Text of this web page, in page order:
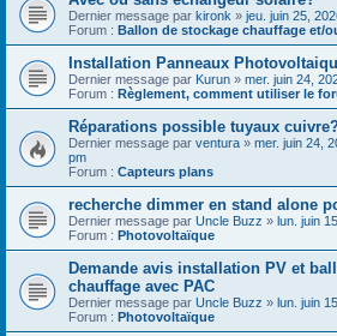
Dernier message par kironk » jeu. juin 25,
Forum : Ballon de stockage chauffage et/
Installation Panneaux
Dernier message par Kurun » mer. juin 24,
Forum : Règlement, comment utiliser le
Réparations possible tuyaux
Dernier message par ventura » mer. juin 24,
pm
Forum : Capteurs plans
recherche dimmer en stand alone
Dernier message par Uncle Buzz » lun. juin
Forum : Photovoltaïque
Demande avis installation PV et
chauffage avec PAC
Dernier message par Uncle Buzz » lun. juin
Forum : Photovoltaïque